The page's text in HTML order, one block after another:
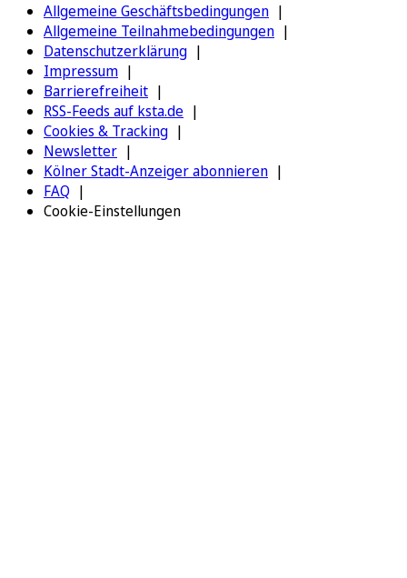
Allgemeine Geschäftsbedingungen
Allgemeine Teilnahmebedingungen
Datenschutzerklärung
Impressum
Barrierefreiheit
RSS-Feeds auf ksta.de
Cookies & Tracking
Newsletter
Kölner Stadt-Anzeiger abonnieren
FAQ
Cookie-Einstellungen